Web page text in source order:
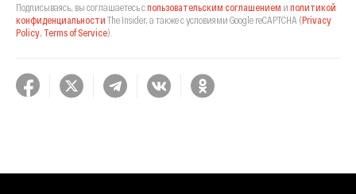
Подписываясь, вы соглашаетесь спользовательским соглашением и политикой
конфиденциальности The Insider, а также с условиями Google reCAPTCHA (Privacy
Policy, Terms of Service).